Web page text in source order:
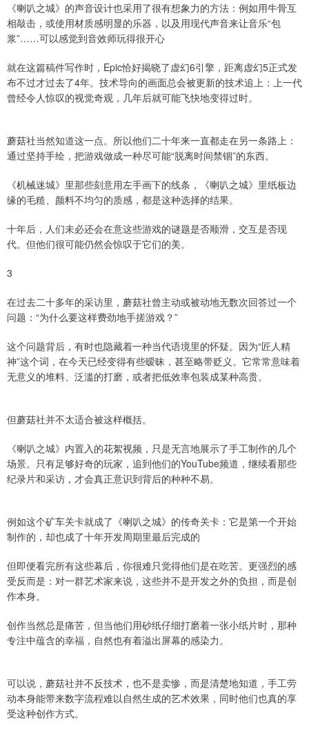
《喇叭之城》的声音设计也采用了很有想象力的方法：例如用牛骨互
相敲击，或使用材质感明显的乐器，以及用现代声音来让音乐“包
浆”……可以感觉到音效师玩得很开心
就在这篇稿件写作时，Epic恰好揭晓了虚幻6引擎，距离虚幻5正式发
布不过才过去了4年。技术导向的画面总会被更新的技术追上：上一代
曾经令人惊叹的视觉奇观，几年后就可能飞快地变得过时。
蘑菇社当然知道这一点。所以他们二十年来一直都走在另一条路上：
通过坚持手绘，把游戏做成一种尽可能“脱离时间禁锢”的东西。
《机械迷城》里那些刻意用左手画下的线条，《喇叭之城》里纸板边
缘的毛糙、颜料不均匀的质感，都是这种选择的结果。
十年后，人们未必还会在意这些游戏的谜题是否顺滑，交互是否现
代。但他们很可能仍然会惊叹于它们的美。
3
在过去二十多年的采访里，蘑菇社曾主动或被动地无数次回答过一个
问题：“为什么要这样费劲地手搓游戏？”
这个问题背后，有时也隐藏着一种当代语境里的怀疑。因为“匠人精
神”这个词，在今天已经变得有些暧昧，甚至略带贬义。它常常意味着
无意义的堆料、泛滥的打磨，或者把低效率包装成某种高贵。
但蘑菇社并不太适合被这样概括。
《喇叭之城》内置入的花絮视频，只是无言地展示了手工制作的几个
场景。只有足够好奇的玩家，追到他们的YouTube频道，继续看那些
纪录片和采访，才会真正意识到背后的种种不易。
例如这个矿车关卡就成了《喇叭之城》的传奇关卡：它是第一个开始
制作的，却也成了十年开发周期里最后完成的
但即便看完所有这些幕后，你很难只觉得他们是在吃苦。更强烈的感
受反而是：对一群艺术家来说，这些并不是开发之外的负担，而是创
作本身。
创作当然总是痛苦，但当他们用砂纸仔细打磨着一张小纸片时，那种
专注中蕴含的幸福，自然也有着溢出屏幕的感染力。
可以说，蘑菇社并不反技术，也不是卖惨，而是清楚地知道，手工劳
动本身能带来数字流程难以自然生成的艺术效果，同时他们也真的享
受这种创作方式。